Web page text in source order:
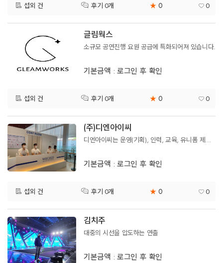
섭외 건 후기 0개 ★ 0 0
글림웍스
소규모 공연진행 요원 공급에 특화되어져 있습니다.
기본금액 : 로그인 후 확인
섭외 건 후기 0개 ★ 0 0
(주)디엔아이씨
디엔아이씨는 운영(기획), 인력, 교육, 유니폼 제작에 이르기까지 행사에 필요한 모든 서비스를 제공하는 복합 MICE전문 운영대행사 입니다.
기본금액 : 로그인 후 확인
섭외 건 후기 0개 ★ 0 0
김치주
대중의 시선을 압도하는 연출
기본금액 : 로그인 후 확인